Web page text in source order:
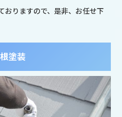
おりますので、是非、お任せ下
塗装